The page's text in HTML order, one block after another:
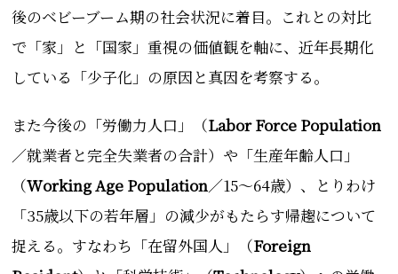
後のベビーブーム期の社会状況に着目。これとの対比
で「家」と「国家」重視の価値観を軸に、近年長期化
している「少子化」の原因と真因を考察する。
また今後の「労働力人口」（Labor Force Population
／就業者と完全失業者の合計）や「生産年齢人口」
（Working Age Population／15～64歳）、とりわけ
「35歳以下の若年層」の減少がもたらす帰趨について
捉える。すなわち「在留外国人」（Foreign